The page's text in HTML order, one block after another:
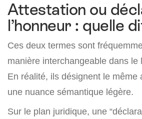
Attestation ou
l’honneur : quelle
Ces deux termes sont
manière interchangeable dans le
En réalité, ils désignent le même
une nuance sémantique légère.
Sur le plan juridique, une